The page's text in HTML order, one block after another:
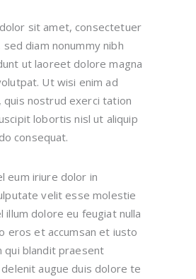
sit amet, consectetuer
diam nonummy nibh
ut laoreet dolore magna
Ut wisi enim ad
quis nostrud exerci tation
lobortis nisl ut aliquip
consequat.
eum iriure dolor in
velit esse molestie
illum dolore eu feugiat nulla
eros et accumsan et iusto
qui blandit praesent
augue duis dolore te